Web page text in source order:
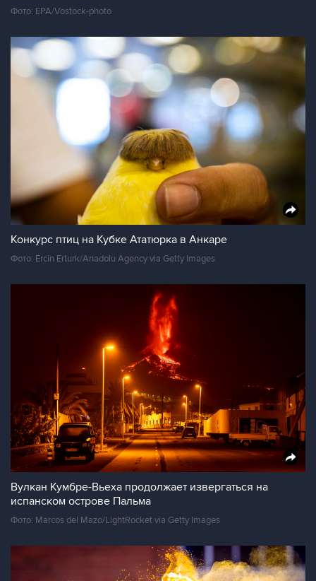
Фото: EPA/Vostock-photo
Конкурс птиц на Кубке Ататюрка в Анкаре
Фото: Ercin Erturk/Anadolu Agency via Getty Images
Вулкан Кумбре-Вьеха продолжает извергаться на
испанском острове Пальма
Фото: Marcos del Mazo/LightRocket via Getty Images